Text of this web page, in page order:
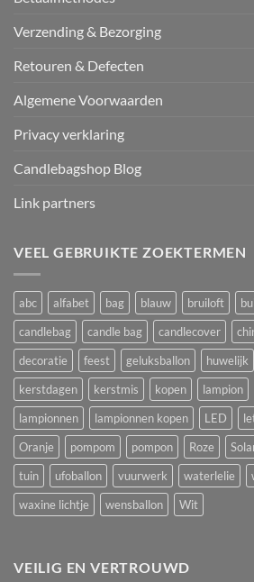
Verzending & Bezorging
Retouren & Defecten
Algemene Voorwaarden
Privacy verklaring
Candlebagshop Blog
Link partners
VEEL GEBRUIKTE ZOEKTERMEN
abc alfabet bag blauw bruiloft
candlebag
candle bag candlecover
decoratie
feest geluksballon huwelijk
kerstdagen
kerstmis kopen lampion
lampionnen
lampionnen kopen LED
Oranje
pompom pompon Roze
tuin
ufoballon vuurwerk waterlelie
waxine lichtje
wensballon Wit
VEILIG EN VERTROUWD